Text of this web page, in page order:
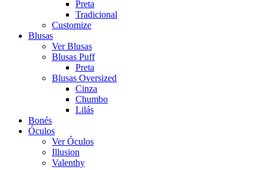
Preta
Tradicional
Customize
Blusas
Ver Blusas
Blusas Puff
Preta
Blusas Oversized
Cinza
Chumbo
Lilás
Bonés
Óculos
Ver Óculos
Illusion
Valenthy